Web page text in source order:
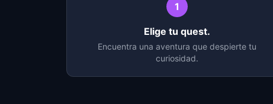
1
Elige tu quest.
Encuentra una aventura que despierte tu
curiosidad.